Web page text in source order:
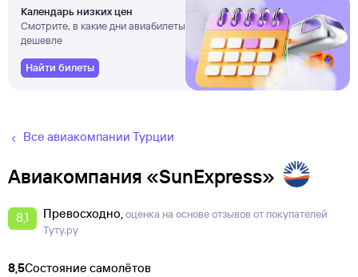
Календарь низких цен
Смотрите, в какие дни авиабилеты
дешевле
Найти билеты
Все авиакомпании Турции
Авиакомпания «SunExpress»
8,1 Превосходно оценка на основе отзывов от покупателей
Туту.ру
8,5Состояние самолётов